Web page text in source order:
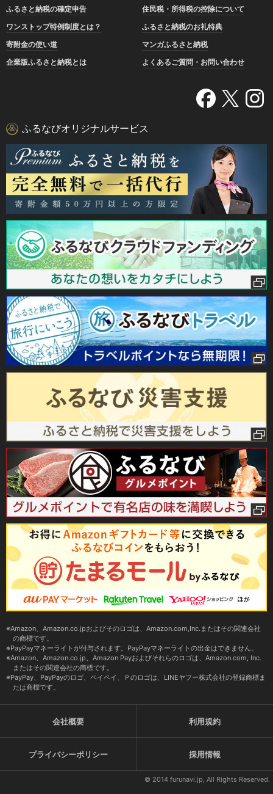
ふるさと納税の確定申告
住民税・所得税の控除について
ワンストップ特例制度とは？
ふるさと納税のお礼特典
寄附金の使い道
マンガふるさと納税
企業版ふるさと納税とは
よくあるご質問・お問い合わせ
ふるなびオリジナルサービス
Amazon、Amazon.co.jpおよびそのロゴは、Amazon.com,Inc.またはその関連会社
の商標です。
PayPayマネーライトが付与されます。PayPayマネーライトの出金はできません。
Amazon、Amazon.co.jp、Amazon Payおよびそれらのロゴは、Amazon.com, Inc.
またはその関連会社の商標です。
PayPay、PayPayのロゴ、ペイペイ、Ｐのロゴは、LINEヤフー株式会社の登録商標ま
たは商標です。
会社概要 利用規約
プライバシーポリシー 採用情報
© 2014 furunavi.jp, All Rights Reserved.